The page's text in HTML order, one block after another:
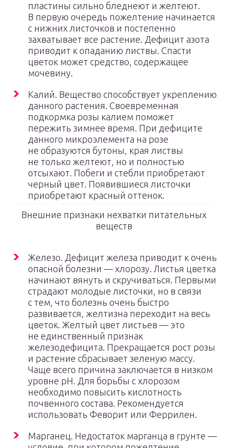
пластины сильно бледнеют и желтеют.
В первую очередь пожелтение начинается
с нижних листочков и постепенно
захватывает все растение. Дефицит азота
приводит к опаданию листвы. Спасти
цветок может средство, содержащее
мочевину.
Калий. Вещество способствует укреплению
данного растения. Своевременная
подкормка розы калием поможет
пережить зимнее время. При дефиците
данного микроэлемента на розе
не образуются бутоны, края листвы
не только желтеют, но и полностью
отсыхают. Побеги и стебли приобретают
черный цвет. Появившиеся листочки
приобретают красный оттенок.
Внешние признаки нехватки питательных
веществ
Железо. Дефицит железа приводит к очень
опасной болезни — хлорозу. Листья цветка
начинают вянуть и скручиваться. Первыми
страдают молодые листочки, но в связи
с тем, что болезнь очень быстро
развивается, желтизна переходит на весь
цветок. Желтый цвет листьев — это
не единственный признак
железодефицита. Прекращается рост розы
и растение сбрасывает зеленую массу.
Чаще всего причина заключается в низком
уровне рН. Для борьбы с хлорозом
необходимо повысить кислотность
почвенного состава. Рекомендуется
использовать Феворит или Феррилен.
Марганец. Недостаток марганца в грунте —